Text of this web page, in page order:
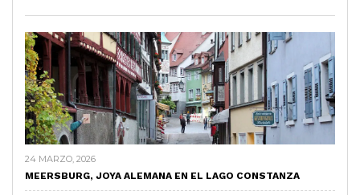
24 MARZO, 2026
MEERSBURG, JOYA ALEMANA EN EL LAGO CONSTANZA